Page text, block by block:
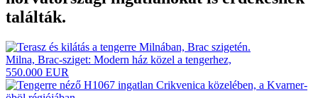
találták.
Milna, Brac-sziget: Modern ház közel a tengerhez,
550.000 EUR